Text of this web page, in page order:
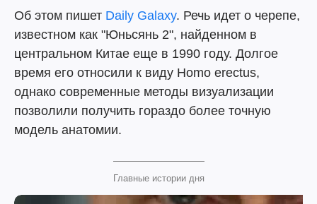
Об этом пишет Daily Galaxy. Речь идет о черепе,
известном как "Юньсянь 2", найденном в
центральном Китае еще в 1990 году. Долгое
время его относили к виду Homo erectus,
однако современные методы визуализации
позволили получить гораздо более точную
модель анатомии.
Главные истории дня